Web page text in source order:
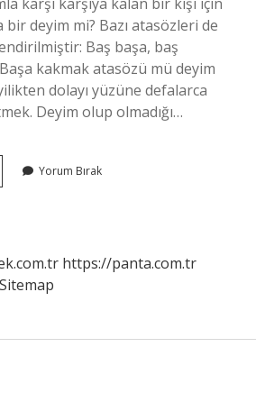
bir deyim mi? Bazı atasözleri de
Baş başa, baş
kakmak atasözü mü deyim
dolayı yüzüne defalarca
Deyim olup olmadığı…
Yorum Bırak
https://panta.com.tr
Sitemap